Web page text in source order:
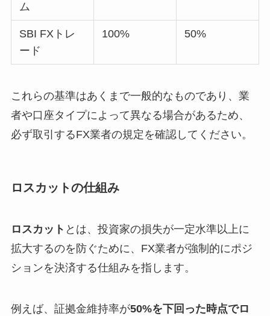
ム
SBI FXトレ
ード
100% 50%
これらの基準はあくまで一般的なものであり、業
者や口座タイプによって異なる場合があるため、
必ず取引するFX業者の規定を確認してください。
ロスカットの仕組み
ロスカット とは、投資家の損失が一定水準以上に
拡大するのを防ぐために、FX業者が強制的にポジ
ションを決済する仕組みを指します。
例えば、証拠金維持率が50%を下回った時点でロ